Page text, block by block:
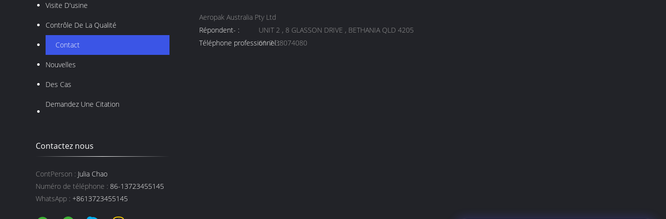
Visite D'usine
Contrôle De La Qualité
Contact
Nouvelles
Des Cas
Demandez Une Citation
Contactez nous
ContPerson : Julia Chao
Numéro de téléphone : 86-13723455145
WhatsApp : +8613723455145
Aeropak Australia Pty Ltd
Répondent- :
UNIT 2 , 8 GLASSON DRIVE , BETHANIA QLD 4205
Téléphone professionnel :61-7-38074080